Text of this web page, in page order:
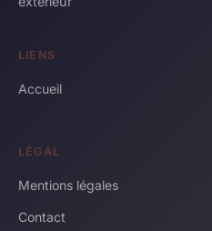
LIENS
Accueil
LÉGAL
Mentions légales
Contact